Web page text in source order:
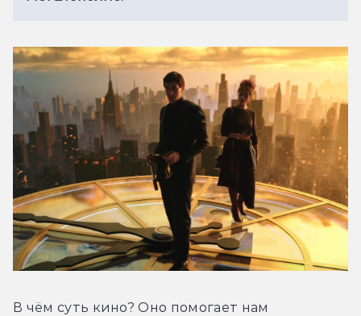
В чём суть кино? Оно помогает нам